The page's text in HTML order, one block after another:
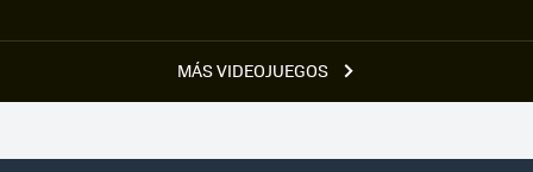
MÁS VIDEOJUEGOS